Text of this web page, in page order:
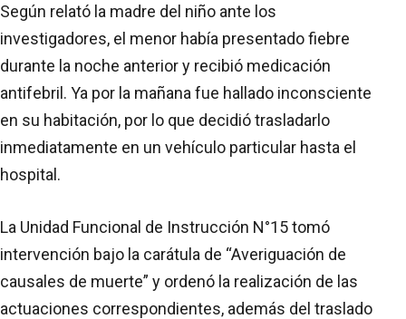
Según relató la madre del niño ante los
investigadores, el menor había presentado fiebre
durante la noche anterior y recibió medicación
antifebril. Ya por la mañana fue hallado inconsciente
en su habitación, por lo que decidió trasladarlo
inmediatamente en un vehículo particular hasta el
hospital.
La Unidad Funcional de Instrucción N°15 tomó
intervención bajo la carátula de “Averiguación de
causales de muerte” y ordenó la realización de las
actuaciones correspondientes, además del traslado